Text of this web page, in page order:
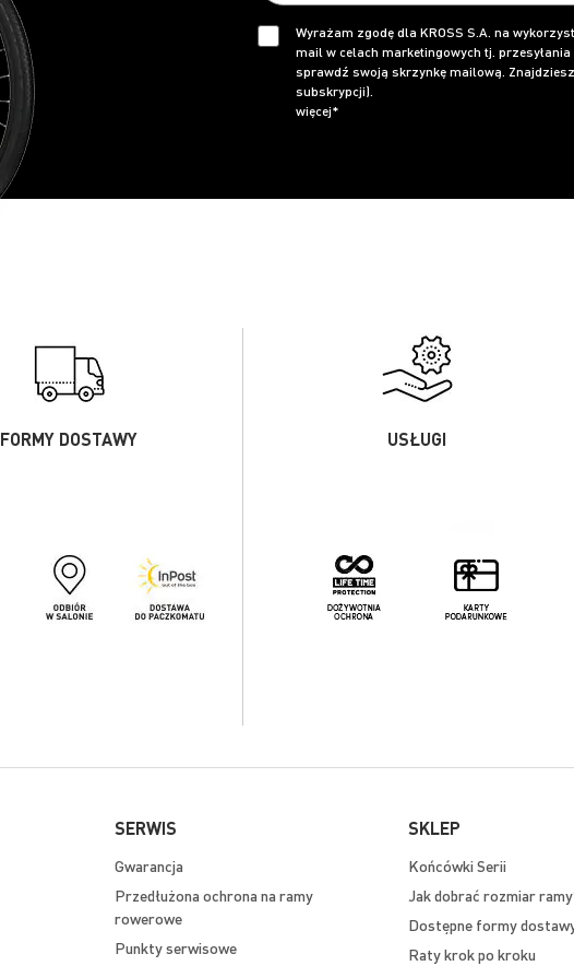
Wyrażam zgodę dla KROSS S.A. na
mail w celach marketingowych tj.
sprawdź swoją skrzynkę mailową.
subskrypcji).
więcej*
FORMY DOSTAWY USŁUGI
SERWIS
Gwarancja
Przedłużona ochrona na ramy
rowerowe
Punkty serwisowe
SKLEP
Końcówki Serii
Jak dobrać rozmiar
Dostępne formy
Raty krok po kroku